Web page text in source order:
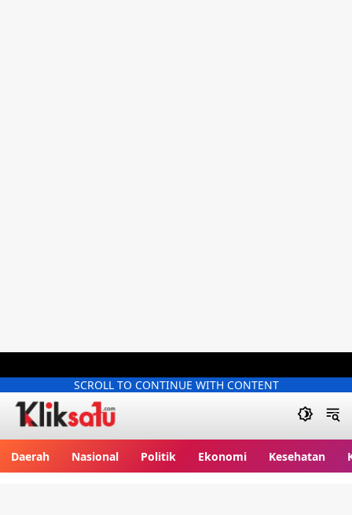
SCROLL TO CONTINUE WITH CONTENT
Daerah Nasional Politik Ekonomi Kesehatan